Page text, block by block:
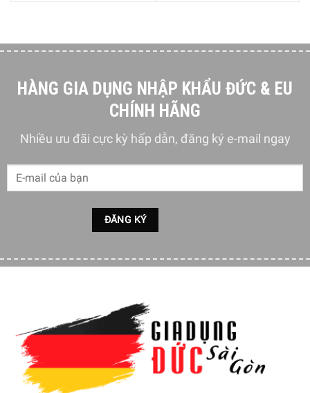
Thiết kế: phong cách cổ điển thâp niên 50
Mức tiêu thụ năng lượng hàng năm: 139 kWh / a
Tần số (Hz): 50/60 Hz
Tổng khối lượng tổng: 281 L
Tổng dung lượng lưu trữ: 270 L
Lớp khí hậu: SN, N, ST, T
Công suất đông lạnh: 2kg/24h
Trọng lượng: 73,5 kg
TỦ LẠNH 244L SMEG FAB28LPG3 LÀM NÊN ĐIỀU GÌ KHÁC
BIỆT
HÀNG GIA DỤNG NHẬP KHẨU ĐỨC & EU
CHÍNH HÃNG
Nhiều ưu đãi cực kỳ hấp dẫn, đăng ký e-mail ngay